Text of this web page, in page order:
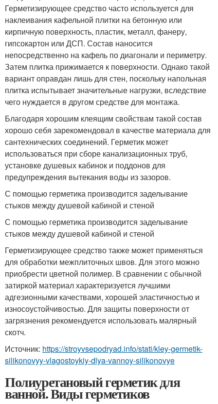
Герметизирующее средство часто используется для
наклеивания кафельной плитки на бетонную или
кирпичную поверхность, пластик, металл, фанеру,
гипсокартон или ДСП. Состав наносится
непосредственно на кафель по диагонали и периметру.
Затем плитка прижимается к поверхности. Однако такой
вариант оправдан лишь для стен, поскольку напольная
плитка испытывает значительные нагрузки, вследствие
чего нуждается в другом средстве для монтажа.
Благодаря хорошим клеящим свойствам такой состав
хорошо себя зарекомендовал в качестве материала для
сантехнических соединений. Герметик может
использоваться при сборе канализационных труб,
установке душевых кабинок и поддонов для
предупреждения вытекания воды из зазоров.
С помощью герметика производится заделывание
стыков между душевой кабиной и стеной
С помощью герметика производится заделывание
стыков между душевой кабиной и стеной
Герметизирующее средство также может применяться
для обработки межплиточных швов. Для этого можно
приобрести цветной полимер. В сравнении с обычной
затиркой материал характеризуется лучшими
адгезионными качествами, хорошей эластичностью и
износоустойчивостью. Для защиты поверхности от
загрязнения рекомендуется использовать малярный
скотч.
Источник: https://stroyvsepodryad.info/stati/kley-germetik-
silikonovyy-vlagostoykiy-dlya-vannoy-silikonovye
Полиуретановый герметик для
ванной. Виды герметиков